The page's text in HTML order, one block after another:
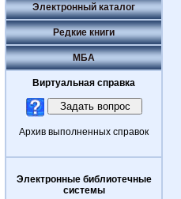
Электронный каталог
Редкие книги
МБА
Виртуальная справка
Архив выполненных справок
Электронные библиотечные
системы